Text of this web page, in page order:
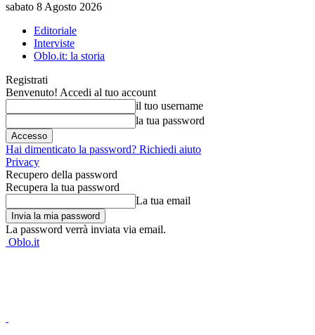
sabato 8 Agosto 2026
Editoriale
Interviste
Oblo.it: la storia
Registrati
Benvenuto! Accedi al tuo account
il tuo username
la tua password
Hai dimenticato la password? Richiedi aiuto
Privacy
Recupero della password
Recupera la tua password
La tua email
La password verrà inviata via email.
Oblo.it